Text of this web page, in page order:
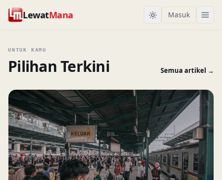
LewatMana Masuk
UNTUK KAMU
Pilihan Terkini Semua artikel →